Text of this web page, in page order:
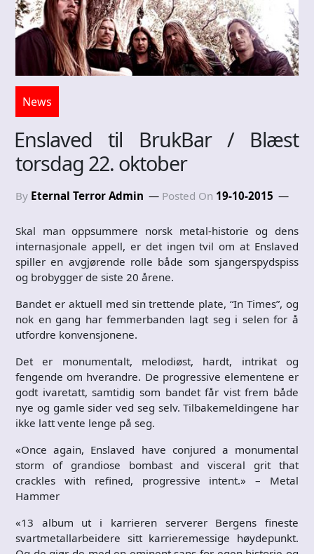
News
Enslaved til BrukBar / Blæst
torsdag 22. oktober
By Eternal Terror Admin Posted On 19-10-2015
Skal man oppsummere norsk metal-historie og dens
internasjonale appell, er det ingen tvil om at Enslaved
spiller en avgjørende rolle både som sjangerspydspiss
og brobygger de siste 20 årene.
Bandet er aktuell med sin trettende plate, “In Times”, og
nok en gang har femmerbanden lagt seg i selen for å
utfordre konvensjonene.
Det er monumentalt, melodiøst, hardt, intrikat og
fengende om hverandre. De progressive elementene er
godt ivaretatt, samtidig som bandet får vist frem både
nye og gamle sider ved seg selv. Tilbakemeldingene har
ikke latt vente lenge på seg.
«Once again, Enslaved have conjured a monumental
storm of grandiose bombast and visceral grit that
crackles with refined, progressive intent.» – Metal
Hammer
«13 album ut i karrieren serverer Bergens fineste
svartmetallarbeidere sitt karrieremessige høydepunkt.